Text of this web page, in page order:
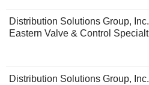
Distribution Solutions Group,
Eastern Valve & Control
Distribution Solutions Group,